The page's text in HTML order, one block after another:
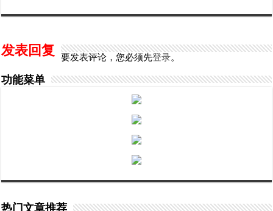
发表回复 要发表评论，您必须先登录。
功能菜单
热门文章推荐